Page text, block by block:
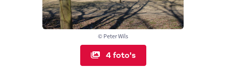
© Peter Wils
4 foto's